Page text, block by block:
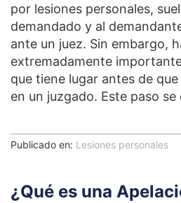
por lesiones personales,
demandado y al
ante un juez. Sin embargo,
extremadamente
que tiene lugar antes de
en un juzgado. Este paso
Publicado en: Lesiones personales
¿Qué es una